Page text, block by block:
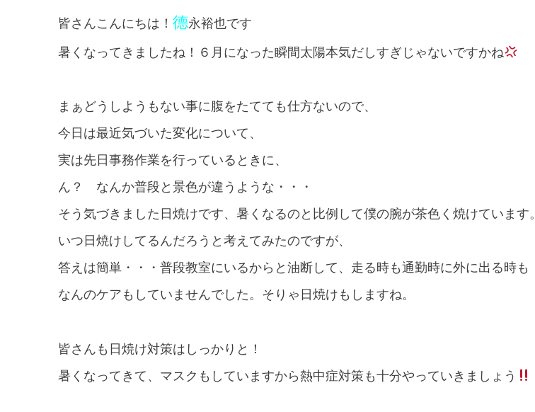
皆さんこんにちは！ 德永裕也です
暑くなってきましたね！６月になった瞬間太陽本気だしすぎじゃないですかね
まぁどうしようもない事に腹をたてても仕方ないので、
今日は最近気づいた変化について、
実は先日事務作業を行っているときに、
ん？ なんか普段と景色が違うような・・・
そう気づきました日焼けです、暑くなるのと比例して僕の腕が茶色く焼けています。
いつ日焼けしてるんだろうと考えてみたのですが、
答えは簡単・・・普段教室にいるからと油断して、走る時も通勤時に外に出る時も
なんのケアもしていませんでした。そりゃ日焼けもしますね。
皆さんも日焼け対策はしっかりと！
暑くなってきて、マスクもしていますから熱中症対策も十分やっていきましょう